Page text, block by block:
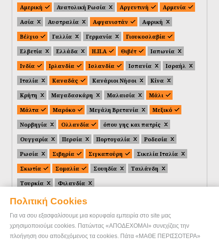
Πολιτική Cookies
Για να σου εξασφαλίσουμε μια κορυφαία εμπειρία στο site μας
χρησιμοποιούμε cookies. Πατώντας «ΑΠΟΔΕΧΟΜΑΙ» συνεχίζεις την
πλοήγηση σου αποδεχόμενος τα cookies. Πάτα «ΜΑΘΕ ΠΕΡΙΣΣΟΤΕΡΑ»
Αμερική
Ανατολική Ρωσία Αργεντινή
Αρμενία
Ασία
Αυστραλία Αφγανιστάν
Αφρική
Βέλγιο
Γαλλία Γερμανία
Γιουκοσλαβία
Ελβετία
Ελλάδα Η.Π.Α Θιβέτ
Ιαπωνία
Ινδία
Ιρλανδία Ισλανδία Ισπανία
Ισραήλ
Ιταλία
Καναδάς Κανάριοι Νήσοι
Κίνα
Κρήτη
Μαγαδασκάρη Μαλαισία
Μάλι
Μάλτα
Μαρόκο Μεγάλη Βρετανία
Μεξικό
Νορβηγία
Ολλανδία
όπου γης και πατρίς
Ουγγαρία
Περσία Πορτογαλία
Ροδεσία
Ρωσία
Σιβηρία Σιγκαπούρη
Σικελία Ιταλία
Σκωτία
Σομαλία Σουηδία
Ταιλάνδη
Τουρκία
Φιλανδία